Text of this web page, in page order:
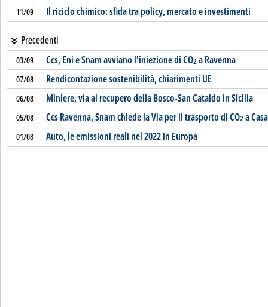
11/09 Il riciclo chimico: sfida tra policy, mercato e investimenti
Precedenti
03/09 Ccs, Eni e Snam avviano l'iniezione di CO2a Ravenna
07/08 Rendicontazione sostenibilità, chiarimenti UE
06/08 Miniere, via al recupero della Bosco-San Cataldo in Sicilia
05/08 Ccs Ravenna, Snam chiede la Via per il trasporto di CO2a
01/08 Auto, le emissioni reali nel 2022 in Europa